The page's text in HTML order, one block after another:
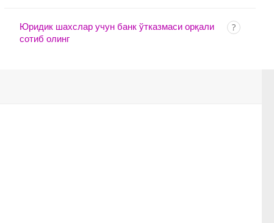
Юридик шахслар учун банк ўтказмаси орқали
сотиб олинг